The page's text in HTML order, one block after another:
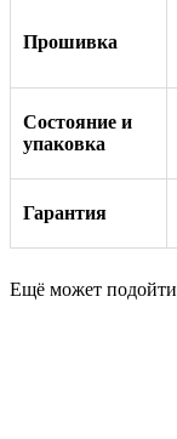
Прошивка
Состояние и
упаковка
Гарантия
Ещё может подойти